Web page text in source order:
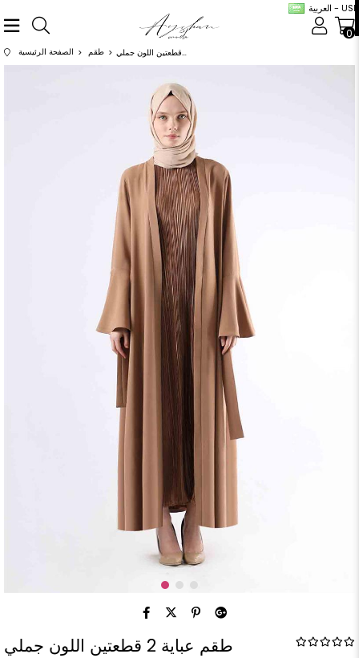
العربية - USD
0
الصفحة الرئيسية طقم طقم عباية 2 قطعتين اللون جملي
طقم عباية 2 قطعتين اللون جملي